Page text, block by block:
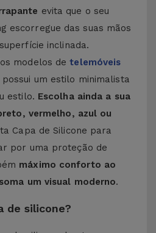
evita que o seu
escorregue das suas mãos
inclinada.
modelos detelemóveis
um estilo minimalista
estilo. Escolha ainda a sua
vermelho, azul ou
Capa de Silicone para
por uma proteção de
máximo conforto ao
um visual moderno.
de silicone?